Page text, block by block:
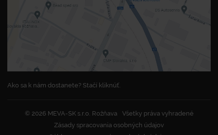
Ako sa k nám dostanete? Stačí kliknúť.
© 2026 MEVA-SK s.r.o. Rožňava
Všetky práva vyhradené
Zásady spracovania osobných údajov